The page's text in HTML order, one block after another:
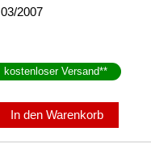
2007
kostenloser Versand**
In den Warenkorb